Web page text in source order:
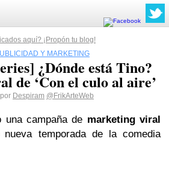
aquí? ¡Propón tu blog!
Y MARKETING
¿Dónde está Tino?
de ‘Con el culo al aire’
Despiram @FrikArteWeb
una campaña de marketing viral
temporada de la comedia